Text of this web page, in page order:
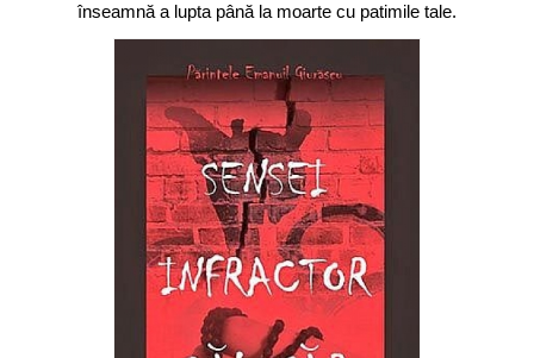
înseamnă a lupta până la moarte cu patimile tale.